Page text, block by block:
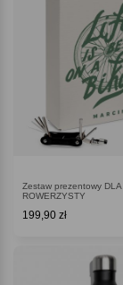
Zestaw prezentowy DLA
ROWERZYSTY
199,90 zł